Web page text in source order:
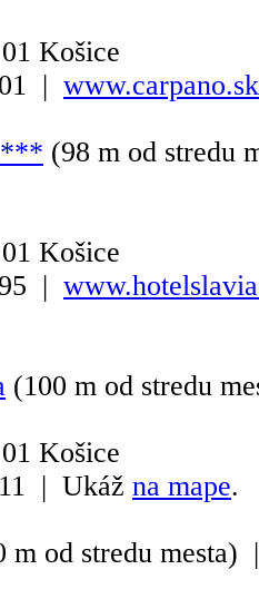
Košice
| www.carpano.sk
*** (98 m od stredu
Košice
|
(100 m od stredu
Košice
| Ukáž na mape.
m od stredu